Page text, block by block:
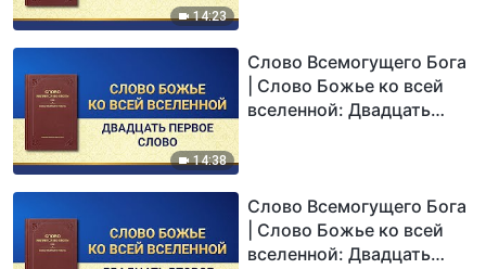
14:23
14:38
Слово Всемогущего Бога
| Слово Божье ко всей
вселенной: Двадцать
Слово Всемогущего Бога
| Слово Божье ко всей
вселенной: Двадцать